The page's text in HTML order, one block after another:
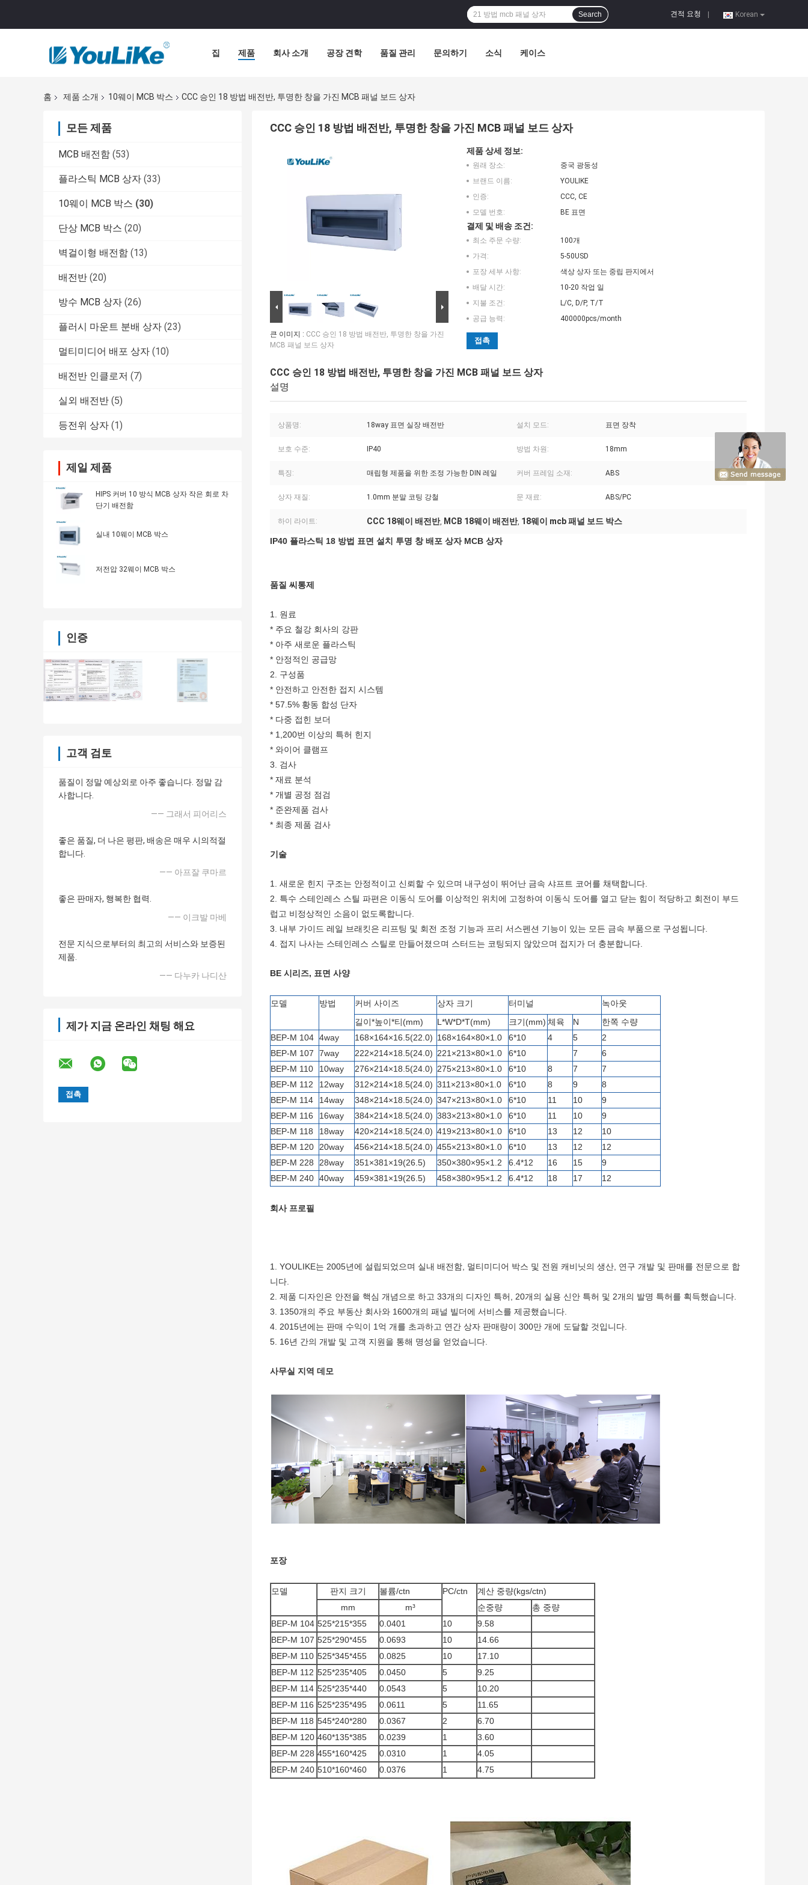
Korean
견적 요청
Search
집 제품 회사 소개 공장 견학 품질 관리 문의하기 소식 케이스
홈 제품 소개 10웨이 MCB 박스 CCC 승인 18 방법 배전반, 투명한 창을 가진 MCB 패널 보드 상자
모든 제품
MCB 배전함 (53)
플라스틱 MCB 상자 (33)
10웨이 MCB 박스 (30)
단상 MCB 박스 (20)
벽걸이형 배전함 (13)
배전반 (20)
방수 MCB 상자 (26)
플러시 마운트 분배 상자 (23)
멀티미디어 배포 상자 (10)
배전반 인클로저 (7)
실외 배전반 (5)
등전위 상자 (1)
제일 제품
HIPS 커버 10 방식 MCB 상자 작은 회로 차
단기 배전함
실내 10웨이 MCB 박스
저전압 32웨이 MCB 박스
인증
고객 검토
품질이 정말 예상외로 아주 좋습니다. 정말 감
사합니다.
—— 그래서 피어리스
좋은 품질, 더 나은 평판, 배송은 매우 시의적절
합니다.
—— 아프잘 쿠마르
좋은 판매자, 행복한 협력.
—— 이크발 마베
전문 지식으로부터의 최고의 서비스와 보증된
제품.
—— 다누카 나디산
제가 지금 온라인 채팅 해요
CCC 승인 18 방법 배전반, 투명한 창을 가진 MCB 패널 보드 상자
큰 이미지 : CCC 승인 18 방법 배전반, 투명한 창을 가진
MCB 패널 보드 상자
제품 상세 정보:
원래 장소:
중국 광둥성
브랜드 이름:
YOULIKE
인증:
CCC, CE
모델 번호:
BE 표면
결제 및 배송 조건:
최소 주문 수량:
100개
가격:
5-50USD
포장 세부 사항:
색상 상자 또는 중립 판지에서
배달 시간:
10-20 작업 일
지불 조건:
L/C, D/P, T/T
공급 능력:
400000pcs/month
접촉
CCC 승인 18 방법 배전반, 투명한 창을 가진 MCB 패널 보드 상자
설명
상품명: 18way 표면 실장 배전반 설치 모드: 표면 장착
보호 수준: IP40 방법 차원: 18mm
특징: 매립형 제품을 위한 조정 가능한 DIN 레일 커버 프레임 소재: ABS
상자 재질: 1.0mm 분말 코팅 강철 문 재료: ABS/PC
하이 라이트: CCC 18웨이 배전반, MCB 18웨이 배전반, 18웨이 mcb 패널 보드 박스
IP40 플라스틱 18 방법 표면 설치 투명 창 배포 상자 MCB 상자
품질 씨 통제
1. 원료
* 주요 철강 회사의 강판
* 아주 새로운 플라스틱
* 안정적인 공급망
2. 구성품
* 안전하고 안전한 접지 시스템
* 57.5% 황동 합성 단자
* 다중 접힌 보더
* 1,200번 이상의 특허 힌지
* 와이어 클램프
3. 검사
* 재료 분석
* 개별 공정 점검
* 준완제품 검사
* 최종 제품 검사
기술
1. 새로운 힌지 구조는 안정적이고 신뢰할 수 있으며 내구성이 뛰어난 금속 샤프트 코어를 채택합니다.
2. 특수 스테인레스 스틸 파편은 이동식 도어를 이상적인 위치에 고정하여 이동식 도어를 열고 닫는 힘이 적당하고 회전이 부드
럽고 비정상적인 소음이 없도록합니다.
3. 내부 가이드 레일 브래킷은 리프팅 및 회전 조정 기능과 프리 서스펜션 기능이 있는 모든 금속 부품으로 구성됩니다.
4. 접지 나사는 스테인레스 스틸로 만들어졌으며 스터드는 코팅되지 않았으며 접지가 더 충분합니다.
BE 시리즈, 표면 사양
모델 방법 커버 사이즈 상자 크기 터미널
녹아웃
길이*높이*티(mm)
L*W*D*T(mm) 크기(mm) 체육 N
한쪽 수량
BEP-M 104 4way 168×164×16.5(22.0) 168×164×80×1.0 6*10 4 5
2
BEP-M 107
7way 222×214×18.5(24.0) 221×213×80×1.0 6*10 7
6
BEP-M 110
10way 276×214×18.5(24.0) 275×213×80×1.0 6*10 8 7
7
BEP-M 112
12way 312×214×18.5(24.0) 311×213×80×1.0 6*10 8 9
8
BEP-M 114
14way 348×214×18.5(24.0) 347×213×80×1.0 6*10 11 10
9
BEP-M 116
16way 384×214×18.5(24.0) 383×213×80×1.0 6*10 11 10
9
BEP-M 118
18way 420×214×18.5(24.0) 419×213×80×1.0 6*10 13 12
10
BEP-M 120 20way 456×214×18.5(24.0) 455×213×80×1.0 6*10 13 12
12
BEP-M 228
28way 351×381×19(26.5) 350×380×95×1.2 6.4*12 16 15
9
BEP-M 240 40way 459×381×19(26.5) 458×380×95×1.2 6.4*12 18 17 12
회사 프로필
1. YOULIKE는 2005년에 설립되었으며 실내 배전함, 멀티미디어 박스 및 전원 캐비닛의 생산, 연구 개발 및 판매를 전문으로 합
니다.
2. 제품 디자인은 안전을 핵심 개념으로 하고 33개의 디자인 특허, 20개의 실용 신안 특허 및 2개의 발명 특허를 획득했습니다.
3. 1350개의 주요 부동산 회사와 1600개의 패널 빌더에 서비스를 제공했습니다.
4. 2015년에는 판매 수익이 1억 개를 초과하고 연간 상자 판매량이 300만 개에 도달할 것입니다.
5. 16년 간의 개발 및 고객 지원을 통해 명성을 얻었습니다.
사무실 지역 데모
포장
모델 판지 크기 볼륨/ctn PC/ctn
계산 중량(kgs/ctn)
mm
m³ 순중량
총 중량
BEP-M 104 525*215*355 0.0401 10
9.58
BEP-M 107 525*290*455 0.0693 10
14.66
BEP-M 110 525*345*455 0.0825 10
17.10
BEP-M 112 525*235*405 0.0450 5
9.25
BEP-M 114 525*235*440 0.0543 5
10.20
BEP-M 116 525*235*495 0.0611 5
11.65
BEP-M 118 545*240*280 0.0367 2
6.70
BEP-M 120 460*135*385 0.0239 1
3.60
BEP-M 228 455*160*425 0.0310 1
4.05
BEP-M 240 510*160*460 0.0376 1 4.75